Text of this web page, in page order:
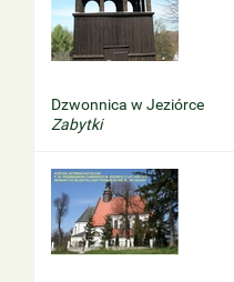
Dzwonnica w Jeziórce
Zabytki